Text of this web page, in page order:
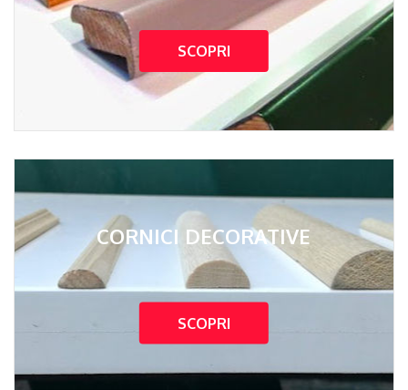
SCOPRI
CORNICI DECORATIVE
SCOPRI